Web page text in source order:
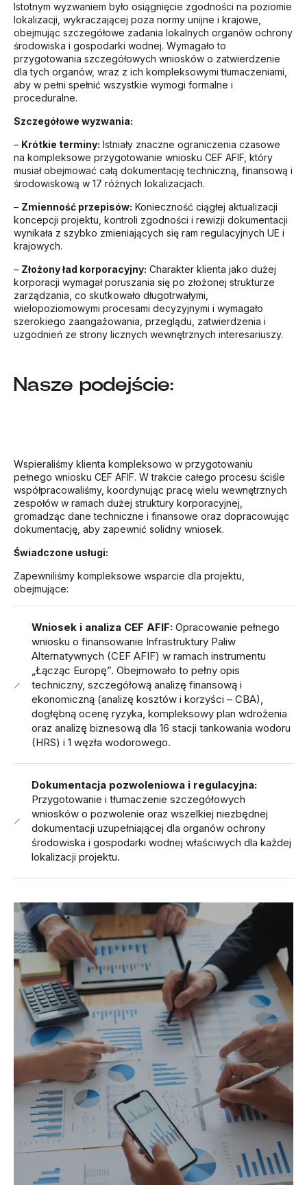
Istotnym wyzwaniem było osiągnięcie zgodności na poziomie
lokalizacji, wykraczającej poza normy unijne i krajowe,
obejmując szczegółowe zadania lokalnych organów ochrony
środowiska i gospodarki wodnej. Wymagało to
przygotowania szczegółowych wniosków o zatwierdzenie
dla tych organów, wraz z ich kompleksowymi tłumaczeniami,
aby w pełni spełnić wszystkie wymogi formalne i
proceduralne.
Szczegółowe wyzwania:
– Krótkie terminy: Istniały znaczne ograniczenia czasowe
na kompleksowe przygotowanie wniosku CEF AFIF, który
musiał obejmować całą dokumentację techniczną, finansową i
środowiskową w 17 różnych lokalizacjach.
– Zmienność przepisów: Konieczność ciągłej aktualizacji
koncepcji projektu, kontroli zgodności i rewizji dokumentacji
wynikała z szybko zmieniających się ram regulacyjnych UE i
krajowych.
– Złożony ład korporacyjny: Charakter klienta jako dużej
korporacji wymagał poruszania się po złożonej strukturze
zarządzania, co skutkowało długotrwałymi,
wielopoziomowymi procesami decyzyjnymi i wymagało
szerokiego zaangażowania, przeglądu, zatwierdzenia i
uzgodnień ze strony licznych wewnętrznych interesariuszy.
Nasze podejście:
Wspieraliśmy klienta kompleksowo w przygotowaniu
pełnego wniosku CEF AFIF. W trakcie całego procesu ściśle
współpracowaliśmy, koordynując pracę wielu wewnętrznych
zespołów w ramach dużej struktury korporacyjnej,
gromadząc dane techniczne i finansowe oraz dopracowując
dokumentację, aby zapewnić solidny wniosek.
Świadczone usługi:
Zapewniliśmy kompleksowe wsparcie dla projektu,
obejmujące:
Wniosek i analiza CEF AFIF: Opracowanie pełnego
wniosku o finansowanie Infrastruktury Paliw
Alternatywnych (CEF AFIF) w ramach instrumentu
„Łącząc Europę”. Obejmowało to pełny opis
techniczny, szczegółową analizę finansową i
ekonomiczną (analizę kosztów i korzyści – CBA),
dogłębną ocenę ryzyka, kompleksowy plan wdrożenia
oraz analizę biznesową dla 16 stacji tankowania wodoru
(HRS) i 1 węzła wodorowego.
Dokumentacja pozwoleniowa i regulacyjna:
Przygotowanie i tłumaczenie szczegółowych
wniosków o pozwolenie oraz wszelkiej niezbędnej
dokumentacji uzupełniającej dla organów ochrony
środowiska i gospodarki wodnej właściwych dla każdej
lokalizacji projektu.